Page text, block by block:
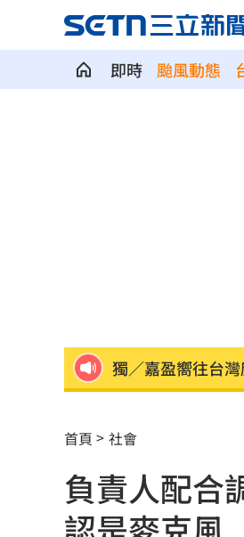
即時 颱風動態
獨／嘉盈嚮往台
aespa攻蛋推城市
iPhone 18 Pro出
疫苗真相曝陳實
首頁 社會
負責人配合